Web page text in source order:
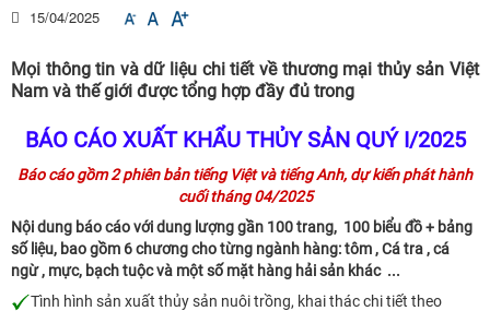
15/04/2025
Mọi thông tin và dữ liệu chi tiết về thương mại thủy sản Việt
Nam và thế giới được tổng hợp đầy đủ trong
BÁO CÁO XUẤT KHẨU THỦY SẢN QUÝ I/2025
Báo cáo gồm 2 phiên bản tiếng Việt và tiếng Anh, dự kiến phát hành
cuối tháng 04/2025
Nội dung báo cáo với dung lượng gần 100 trang, 100 biểu đồ + bảng
số liệu, bao gồm 6 chương cho từng ngành hàng: tôm , Cá tra , cá
ngừ , mực, bạch tuộc và một số mặt hàng hải sản khác ...
Tình hình sản xuất thủy sản nuôi trồng, khai thác chi tiết theo